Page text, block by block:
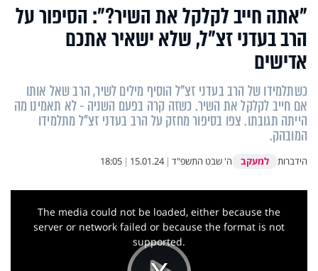
"אתה חייב לקלקל את השיר?": הסיפור על
הרב בעדני זצ"ל, שלא ישאיר אתכם
אדישים
כשתלמידו של הרב בעדני זצ"ל הוסיף מילים לשיר, הרב שאל אותו
אם חייב לקלקל את השיר. כשזה קרה בפעם השניה - לא תאמינו מה
הייתה תגובתו. צפו בסיפור מחזק על הרב בעדני זצ"ל מתלמידו
המובהק.
הידברות למעקב ה' שבט התשפ"ד |
15.01.24
|
18:05
This
The media could not be loaded, either because the
server or network failed or because the format is not
supported.